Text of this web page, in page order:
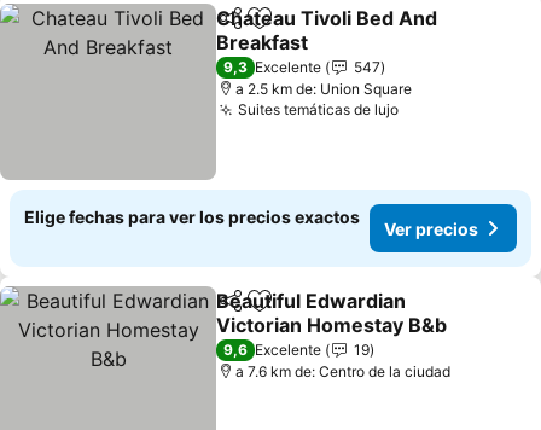
CompartirAgregar a favoritos
Chateau Tivoli Bed And
Breakfast
Ver precios
9,3 Excelente
547
a 2.5 km de: Union Square
Suites temáticas de lujoVer precios
Elige fechas para ver los precios exactos
Ver precios
CompartirAgregar a favoritos
Beautiful Edwardian
Victorian Homestay B&b
Ver precios
9,6 Excelente
19
a 7.6 km de: Centro de la ciudad